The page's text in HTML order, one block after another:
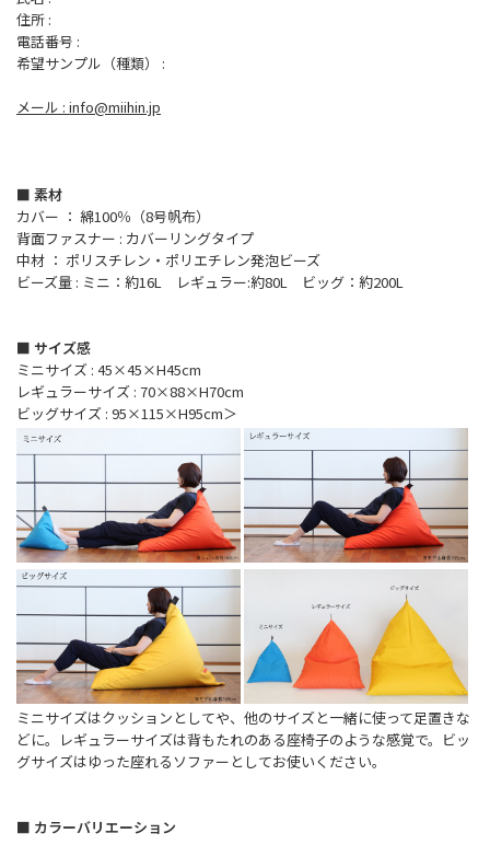
住所 :
電話番号 :
希望サンプル（種類） :
メール : info@miihin.jp
■ 素材
カバー ： 綿100％（8号帆布）
背面ファスナー : カバーリングタイプ
中材 ： ポリスチレン・ポリエチレン発泡ビーズ
ビーズ量 : ミニ：約16L レギュラー:約80L ビッグ：約200L
■ サイズ感
ミニサイズ : 45×45×H45cm
レギュラーサイズ : 70×88×H70cm
ビッグサイズ : 95×115×H95cm＞
ミニサイズはクッションとしてや、他のサイズと一緒に使って足置きな
どに。レギュラーサイズは背もたれのある座椅子のような感覚で。ビッ
グサイズはゆった座れるソファーとしてお使いください。
■ カラーバリエーション